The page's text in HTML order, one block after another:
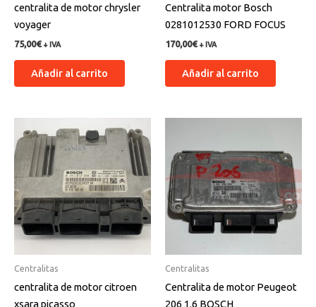
centralita de motor chrysler
voyager
75,00€ + IVA
Añadir al carrito
Centralita motor Bosch
0281012530 FORD FOCUS
170,00€ + IVA
Añadir al carrito
Centralitas
centralita de motor citroen
xsara picasso
Centralitas
Centralita de motor Peugeot
206 1.6 BOSCH